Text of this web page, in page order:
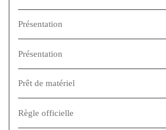
Présentation
Présentation
Prêt de matériel
Règle officielle